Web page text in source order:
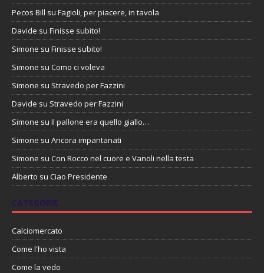
Pecos Bill su Fagioli, per piacere, in tavola
Davide su Finisse subito!
Simone su Finisse subito!
Simone su Como ci voleva
Simone su Stravedo per Fazzini
Davide su Stravedo per Fazzini
Simone su Il pallone era quello giallo…
Simone su Ancora impantanati
Simone su Con Rocco nel cuore e Vanoli nella testa
Alberto su Ciao Presidente
CATEGORIE
Calciomercato
Come l'ho vista
Come la vedo